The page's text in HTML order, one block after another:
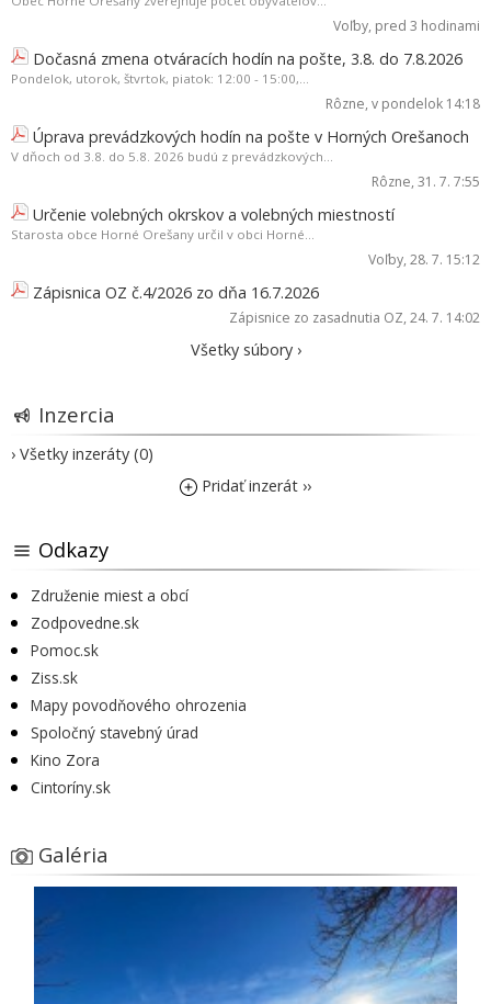
Voľby, pred 3 hodinami
Dočasná zmena otváracích hodín na pošte, 3.8. do 7.8.2026
Pondelok, utorok, štvrtok, piatok: 12:00 - 15:00,...
Rôzne, v pondelok 14:18
Úprava prevádzkových hodín na pošte v Horných Orešanoch
V dňoch od 3.8. do 5.8. 2026 budú z prevádzkových...
Rôzne, 31. 7. 7:55
Určenie volebných okrskov a volebných miestností
Starosta obce Horné Orešany určil v obci Horné...
Voľby, 28. 7. 15:12
Zápisnica OZ č.4/2026 zo dňa 16.7.2026
Zápisnice zo zasadnutia OZ, 24. 7. 14:02
Všetky súbory ›
Inzercia
› Všetky inzeráty (0)
Pridať inzerát ››
Odkazy
Združenie miest a obcí
Zodpovedne.sk
Pomoc.sk
Ziss.sk
Mapy povodňového ohrozenia
Spoločný stavebný úrad
Kino Zora
Cintoríny.sk
Galéria